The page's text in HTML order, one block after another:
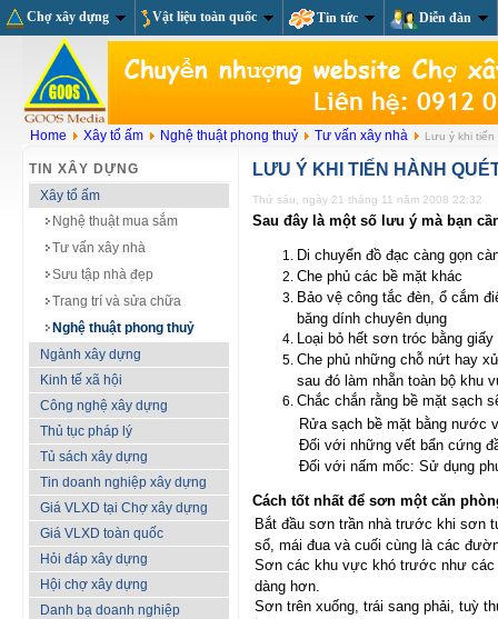
Chợ xây dựng Vật liệu toàn quốc Tin tức Diễn đàn
Home Xây tổ ấm Nghệ thuật phong thuỷ Tư vấn xây nhà Lưu ý khi
TIN XÂY DỰNG
Xây tổ ấm
Nghệ thuật mua sắm
Tư vấn xây nhà
Sưu tập nhà đẹp
Trang trí và sửa chữa
Nghệ thuật phong thuỷ
Ngành xây dựng
Kinh tế xã hội
Công nghệ xây dựng
Thủ tục pháp lý
Tủ sách xây dựng
Tin doanh nghiệp xây dựng
Giá VLXD tại Chợ xây dựng
Giá VLXD toàn quốc
Hỏi đáp xây dựng
Hội chợ xây dựng
Danh bạ doanh nghiệp
LƯU Ý KHI TIẾN HÀNH
Thứ sáu, ngày 21 tháng 11 năm 2008 22:32
Sau đây là một số lưu ý mà bạn
Di chuyển đồ đạc càng gọn
Che phủ các bề mặt khác
Bảo vệ công tắc đèn, ổ cắm
băng dính chuyên dụng
Loại bỏ hết sơn tróc bằng
Che phủ những chỗ nứt hay
sau đó làm nhẵn toàn bộ khu
Chắc chắn rằng bề mặt sạch
Rửa sạch bề mặt bằng nước
Đối với những vết bẩn cứng
Đối với nấm mốc: Sử dụng
Cách tốt nhất để sơn một căn
Bắt đầu sơn trần nhà trước khi sơn
sổ, mái đua và cuối cùng là các
Sơn các khu vực khó trước như
dàng hơn.
Sơn trên xuống, trái sang phải, tuỳ